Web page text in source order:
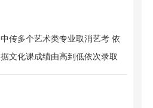
中传多个艺术类专业取消艺考 依
据文化课成绩由高到低依次录取